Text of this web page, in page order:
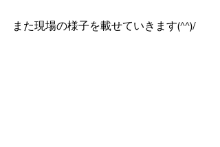
また現場の様子を載せていきます(^^)/